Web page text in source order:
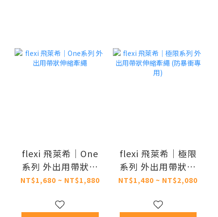
flexi 飛萊希｜One
系列 外出用帶狀伸
縮牽繩
NT$1,680 ~ NT$1,880
flexi 飛萊希｜極限
系列 外出用帶狀伸
縮牽繩 (防暴衝專
NT$1,480 ~ NT$2,080